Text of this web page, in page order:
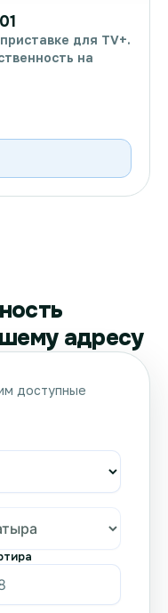
для TV+.
на
адресу
доступные